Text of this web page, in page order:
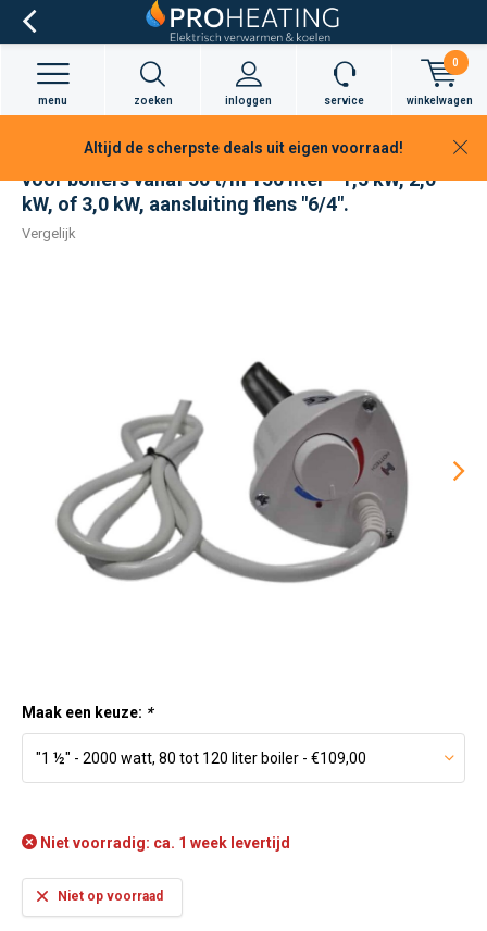
zoeken inloggen
menu service winkelwagen
0
Altijd de scherpste deals uit eigen voorraad!
Hottech elektrisch boiler verwarmingselement -
voor boilers vanaf 50 t/m 150 liter - 1,5 kW, 2,0
kW, of 3,0 kW, aansluiting flens "6/4".
Vergelijk
Maak een keuze: *
Niet voorradig: ca. 1 week levertijd
Niet op voorraad